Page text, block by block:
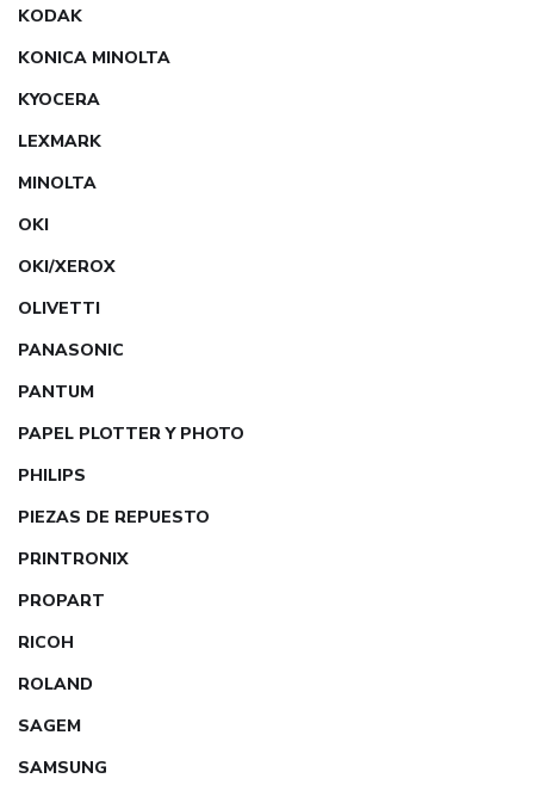
KODAK
KONICA MINOLTA
KYOCERA
LEXMARK
MINOLTA
OKI
OKI/XEROX
OLIVETTI
PANASONIC
PANTUM
PAPEL PLOTTER Y PHOTO
PHILIPS
PIEZAS DE REPUESTO
PRINTRONIX
PROPART
RICOH
ROLAND
SAGEM
SAMSUNG